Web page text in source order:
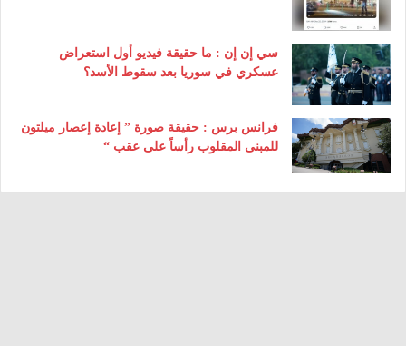
سي إن إن : ما حقيقة فيديو أول استعراض
عسكري في سوريا بعد سقوط الأسد؟
فرانس برس : حقيقة صورة ” إعادة إعصار ميلتون
للمبنى المقلوب رأساً على عقب “